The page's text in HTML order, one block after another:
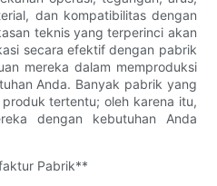
dan kompatibilitas dengan
teknis yang terperinci akan
secara efektif dengan pabrik
mereka dalam memproduksi
Anda. Banyak pabrik yang
tertentu; oleh karena itu,
dengan kebutuhan Anda
Pabrik**